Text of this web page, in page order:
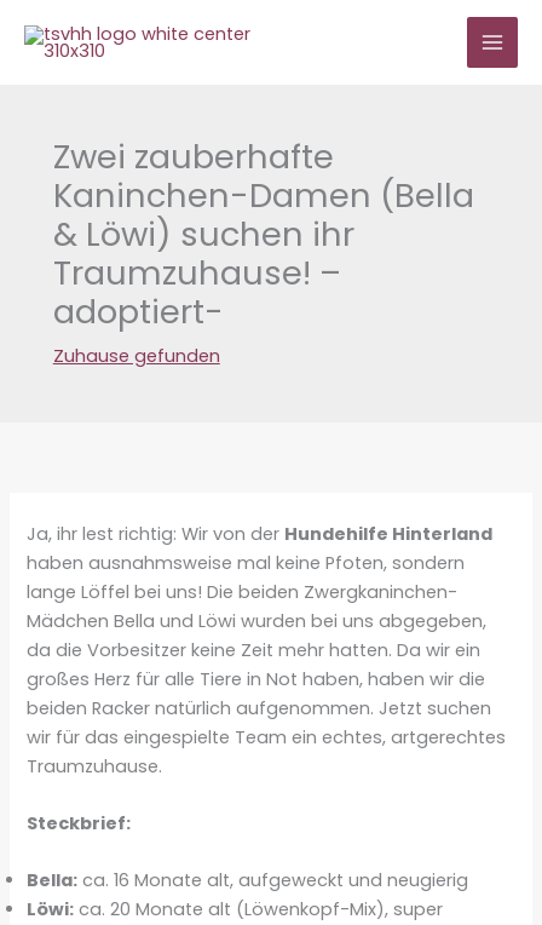
Inhalt
Zwei zauberhafte
Kaninchen-Damen (Bella
& Löwi) suchen ihr
Traumzuhause! –
adoptiert-
Zuhause gefunden
Ja, ihr lest richtig: Wir von der Hundehilfe Hinterland
haben ausnahmsweise mal keine Pfoten, sondern
lange Löffel bei uns! Die beiden Zwergkaninchen-
Mädchen Bella und Löwi wurden bei uns abgegeben,
da die Vorbesitzer keine Zeit mehr hatten. Da wir ein
großes Herz für alle Tiere in Not haben, haben wir die
beiden Racker natürlich aufgenommen. Jetzt suchen
wir für das eingespielte Team ein echtes, artgerechtes
Traumzuhause.
Steckbrief:
Bella: ca. 16 Monate alt, aufgeweckt und neugierig
Löwi: ca. 20 Monate alt (Löwenkopf-Mix), super